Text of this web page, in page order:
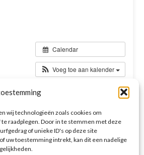
wij technologieën zoals cookies om
raadplegen. Door in te stemmen met deze
of unieke ID's op deze site
uw toestemming intrekt, kan dit een nadelige
Calendar
Voeg toe aan kalender
alle communicanten met